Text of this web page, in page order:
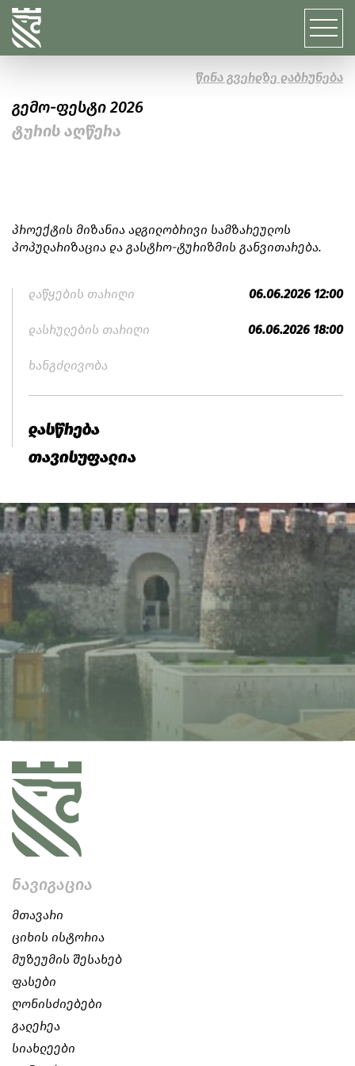
გემო-ფესტი 2026
ტურის აღწერა
წინა გვერდზე დაბრუნება
პროექტის მიზანია ადგილობრივი სამზარეულოს
პოპულარიზაცია და გასტრო-ტურიზმის განვითარება.
დაწყების თარიღი 06.06.2026 12:00
დასრულების თარიღი 06.06.2026 18:00
ხანგძლივობა
დასწრება
თავისუფალია
ნავიგაცია
მთავარი
ციხის ისტორია
მუზეუმის შესახებ
ფასები
ღონისძიებები
გალერეა
სიახლეები